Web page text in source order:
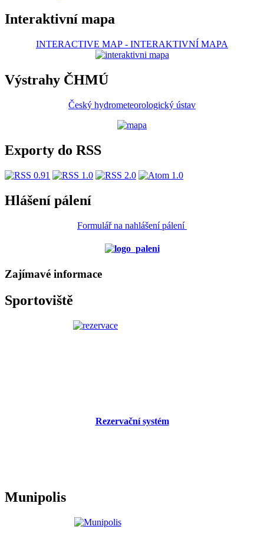
Interaktivní mapa
INTERACTIVE MAP - INTERAKTIVNÍ MAPA
Výstrahy ČHMÚ
Český hydrometeorologický ústav
Exporty do RSS
Hlášení pálení
Formulář na nahlášení pálení
Zajímavé informace
Sportoviště
Rezervační systém
Munipolis